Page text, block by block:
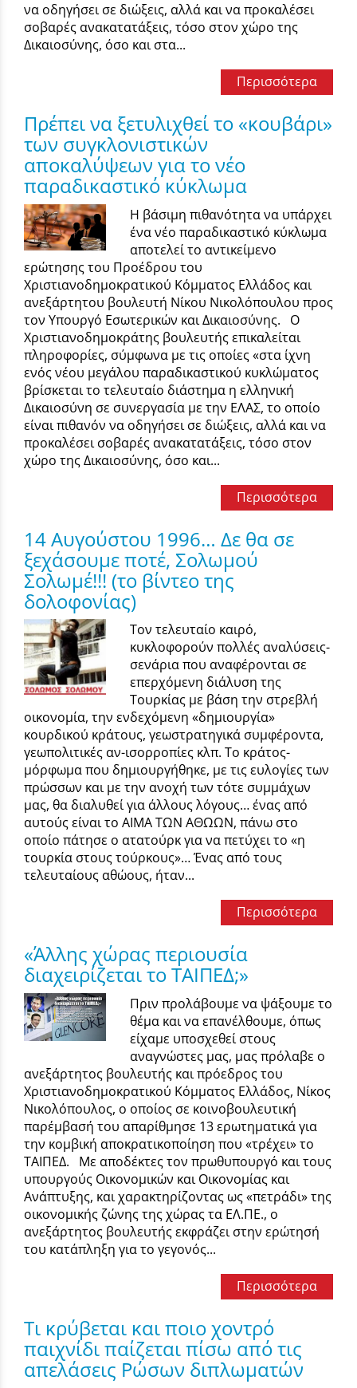
να οδηγήσει σε διώξεις, αλλά και να προκαλέσει
σοβαρές ανακατατάξεις, τόσο στον χώρο της
Δικαιοσύνης, όσο και στα...
Περισσότερα
Πρέπει να ξετυλιχθεί το «κουβάρι»
των συγκλονιστικών
αποκαλύψεων για το νέο
παραδικαστικό κύκλωμα
Η βάσιμη πιθανότητα να υπάρχει
ένα νέο παραδικαστικό κύκλωμα
αποτελεί το αντικείμενο
ερώτησης του Προέδρου του
Χριστιανοδημοκρατικού Κόμματος Ελλάδος και
ανεξάρτητου βουλευτή Νίκου Νικολόπουλου προς
τον Υπουργό Εσωτερικών και Δικαιοσύνης. Ο
Χριστιανοδημοκράτης βουλευτής επικαλείται
πληροφορίες, σύμφωνα με τις οποίες «στα ίχνη
ενός νέου μεγάλου παραδικαστικού κυκλώματος
βρίσκεται το τελευταίο διάστημα η ελληνική
Δικαιοσύνη σε συνεργασία με την ΕΛΑΣ, το οποίο
είναι πιθανόν να οδηγήσει σε διώξεις, αλλά και να
προκαλέσει σοβαρές ανακατατάξεις, τόσο στον
χώρο της Δικαιοσύνης, όσο και...
Περισσότερα
14 Αυγούστου 1996… Δε θα σε
ξεχάσουμε ποτέ, Σολωμού
Σολωμέ!!! (το βίντεο της
δολοφονίας)
Τον τελευταίο καιρό,
κυκλοφορούν πολλές αναλύσεις-
σενάρια που αναφέρονται σε
επερχόμενη διάλυση της
Τουρκίας με βάση την στρεβλή
οικονομία, την ενδεχόμενη «δημιουργία»
κουρδικού κράτους, γεωστρατηγικά συμφέροντα,
γεωπολιτικές αν-ισορροπίες κλπ. Το κράτος-
μόρφωμα που δημιουργήθηκε, με τις ευλογίες των
πρώσσων και με την ανοχή των τότε συμμάχων
μας, θα διαλυθεί για άλλους λόγους… ένας από
αυτούς είναι το ΑΙΜΑ ΤΩΝ ΑΘΩΩΝ, πάνω στο
οποίο πάτησε ο ατατούρκ για να πετύχει το «η
τουρκία στους τούρκους»… Ένας από τους
τελευταίους αθώους, ήταν...
Περισσότερα
«Άλλης χώρας περιουσία
διαχειρίζεται το ΤΑΙΠΕΔ;»
Πριν προλάβουμε να ψάξουμε το
θέμα και να επανέλθουμε, όπως
είχαμε υποσχεθεί στους
αναγνώστες μας, μας πρόλαβε ο
ανεξάρτητος βουλευτής και πρόεδρος του
Χριστιανοδημοκρατικού Κόμματος Ελλάδος, Νίκος
Νικολόπουλος, ο οποίος σε κοινοβουλευτική
παρέμβασή του απαρίθμησε 13 ερωτηματικά για
την κομβική αποκρατικοποίηση που «τρέχει» το
ΤΑΙΠΕΔ. Με αποδέκτες τον πρωθυπουργό και τους
υπουργούς Οικονομικών και Οικονομίας και
Ανάπτυξης, και χαρακτηρίζοντας ως «πετράδι» της
οικονομικής ζώνης της χώρας τα ΕΛ.ΠΕ., ο
ανεξάρτητος βουλευτής εκφράζει στην ερώτησή
του κατάπληξη για το γεγονός...
Περισσότερα
Τι κρύβεται και ποιο χοντρό
παιχνίδι παίζεται πίσω από τις
απελάσεις Ρώσων διπλωματών